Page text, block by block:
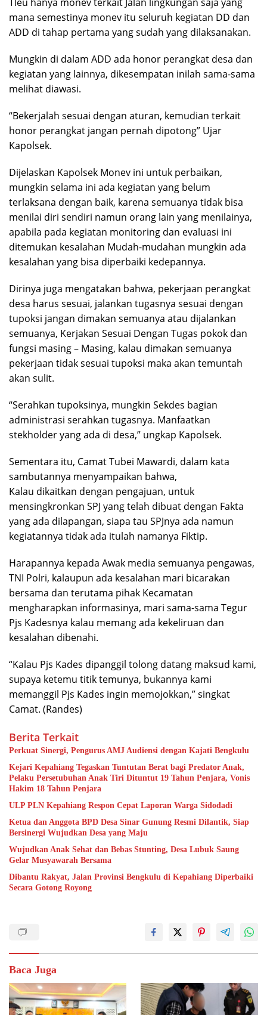
mana semestinya monev itu seluruh kegiatan DD dan
ADD di tahap pertama yang sudah yang dilaksanakan.
Mungkin di dalam ADD ada honor perangkat desa dan
kegiatan yang lainnya, dikesempatan inilah sama-sama
melihat diawasi.
“Bekerjalah sesuai dengan aturan, kemudian terkait
honor perangkat jangan pernah dipotong” Ujar
Kapolsek.
Dijelaskan Kapolsek Monev ini untuk perbaikan,
mungkin selama ini ada kegiatan yang belum
terlaksana dengan baik, karena semuanya tidak bisa
menilai diri sendiri namun orang lain yang menilainya,
apabila pada kegiatan monitoring dan evaluasi ini
ditemukan kesalahan Mudah-mudahan mungkin ada
kesalahan yang bisa diperbaiki kedepannya.
Dirinya juga mengatakan bahwa, pekerjaan perangkat
desa harus sesuai, jalankan tugasnya sesuai dengan
tupoksi jangan dimakan semuanya atau dijalankan
semuanya, Kerjakan Sesuai Dengan Tugas pokok dan
fungsi masing – Masing, kalau dimakan semuanya
pekerjaan tidak sesuai tupoksi maka akan temuntah
akan sulit.
“Serahkan tupoksinya, mungkin Sekdes bagian
administrasi serahkan tugasnya. Manfaatkan
stekholder yang ada di desa,” ungkap Kapolsek.
Sementara itu, Camat Tubei Mawardi, dalam kata
sambutannya menyampaikan bahwa,
Kalau dikaitkan dengan pengajuan, untuk
mensingkronkan SPJ yang telah dibuat dengan Fakta
yang ada dilapangan, siapa tau SPJnya ada namun
kegiatannya tidak ada itulah namanya Fiktip.
Harapannya kepada Awak media semuanya pengawas,
TNI Polri, kalaupun ada kesalahan mari bicarakan
bersama dan terutama pihak Kecamatan
mengharapkan informasinya, mari sama-sama Tegur
Pjs Kadesnya kalau memang ada kekeliruan dan
kesalahan dibenahi.
“Kalau Pjs Kades dipanggil tolong datang maksud kami,
supaya ketemu titik temunya, bukannya kami
memanggil Pjs Kades ingin memojokkan,” singkat
Camat. (Randes)
Berita Terkait
Perkuat Sinergi, Pengurus AMJ Audiensi dengan Kajati Bengkulu
Kejari Kepahiang Tegaskan Tuntutan Berat bagi Predator Anak,
Pelaku Persetubuhan Anak Tiri Dituntut 19 Tahun Penjara, Vonis
Hakim 18 Tahun Penjara
ULP PLN Kepahiang Respon Cepat Laporan Warga Sidodadi
Ketua dan Anggota BPD Desa Sinar Gunung Resmi Dilantik, Siap
Bersinergi Wujudkan Desa yang Maju
Wujudkan Anak Sehat dan Bebas Stunting, Desa Lubuk Saung
Gelar Musyawarah Bersama
Dibantu Rakyat, Jalan Provinsi Bengkulu di Kepahiang Diperbaiki
Secara Gotong Royong
Baca Juga